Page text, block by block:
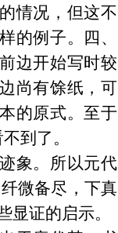
情况，但这不
的例子。四、
边开始写时较
尚有馀纸，可
的原式。至于
到了。
象。所以元代
微备尽，下真
显证的启示。